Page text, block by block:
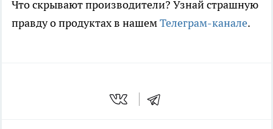
Что скрывают производители? Узнай страшную
правду о продуктах в нашемТелеграм-канале.